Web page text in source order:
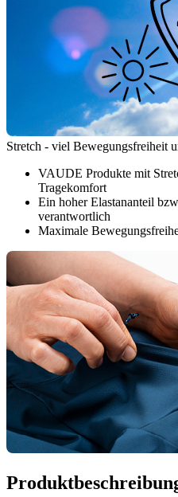
Stretch - viel Bewegungsfreiheit
VAUDE Produkte mit
Tragekomfort
Ein hoher Elastananteil
verantwortlich
Maximale